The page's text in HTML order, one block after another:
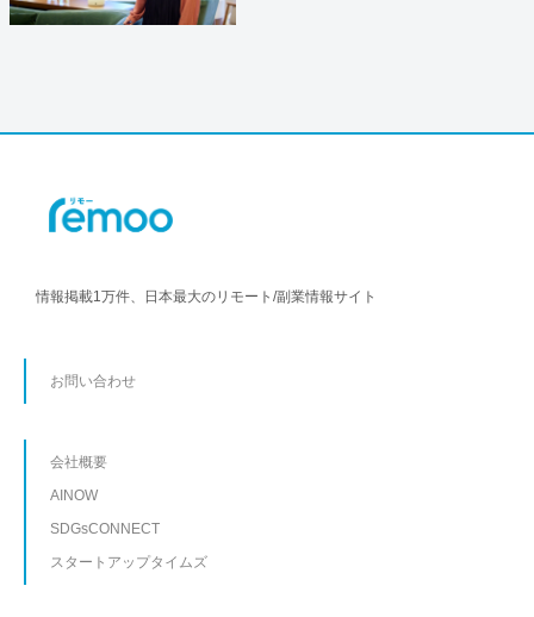
情報掲載1万件、日本最大のリモート/副業情報サイト
お問い合わせ
会社概要
AINOW
SDGsCONNECT
スタートアップタイムズ